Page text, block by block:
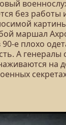
без работы
маршал
е плохо
А генералы
на